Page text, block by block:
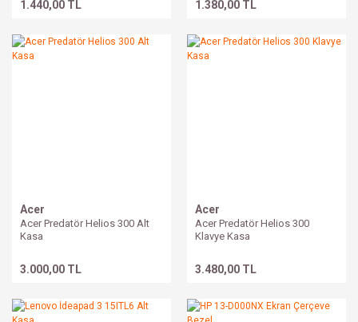
1.440,00 TL 1.380,00 TL
Acer
Acer Predatör Helios 300 Alt
Kasa
3.000,00 TL
Acer
Acer Predatör Helios 300
Klavye Kasa
3.480,00 TL